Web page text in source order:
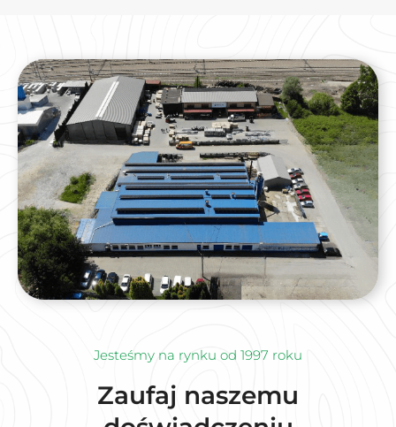
Jesteśmy na rynku od 1997 roku
Zaufaj naszemu